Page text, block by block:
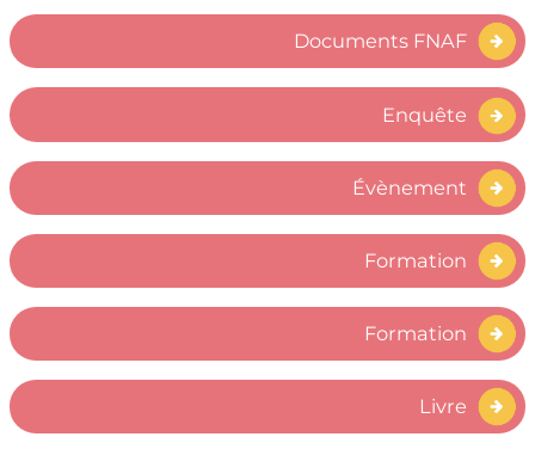
Documents FNAF
Enquête
Évènement
Formation
Formation
Livre